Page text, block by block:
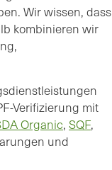
Wir wissen, dass
kombinieren wir
Verifizierung mit
Organic, SQF,
und